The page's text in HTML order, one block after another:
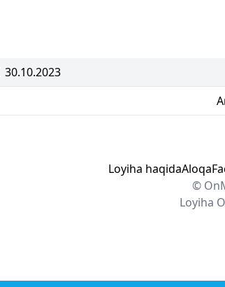
30.10.2023
Loyiha haqidaAloqa
©
Loyiha